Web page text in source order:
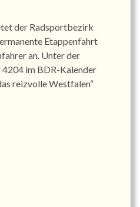
der Radsportbezirk
Etappenfahrt
an. Unter der
im BDR-Kalender
reizvolle Westfalen“